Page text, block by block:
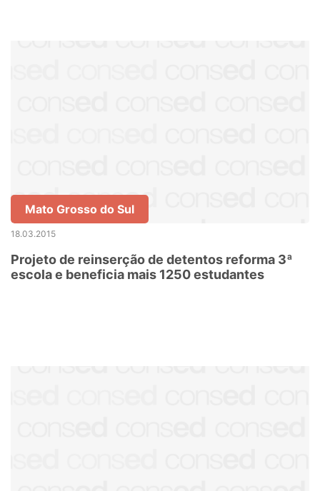
Mato Grosso do Sul
18.03.2015
Projeto de reinserção de detentos reforma 3ª
escola e beneficia mais 1250 estudantes